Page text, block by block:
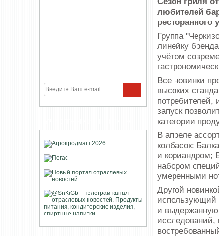
любителей
ресторанного
Группа
линейку
учётом
Все новинки
высоких
запуск
категории
В апреле
колбасок:
и кориандром;
набором
умеренными
Другой
использующий
и
исследований,